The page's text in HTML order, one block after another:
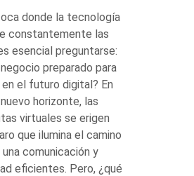
donde la tecnología
constantemente las
esencial preguntarse:
preparado para
en el futuro digital? En
horizonte, las
virtuales se erigen
que ilumina el camino
una comunicación y
eficientes. Pero, ¿qué